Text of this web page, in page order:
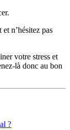
n’hésitez pas
votre stress et
là donc au bon
?